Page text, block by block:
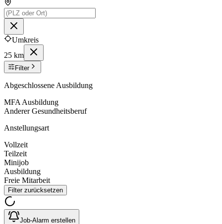
Umkreis
25 km
Filter
Abgeschlossene Ausbildung
MFA Ausbildung
Anderer Gesundheitsberuf
Anstellungsart
Vollzeit
Teilzeit
Minijob
Ausbildung
Freie Mitarbeit
Filter zurücksetzen
Job-Alarm erstellen